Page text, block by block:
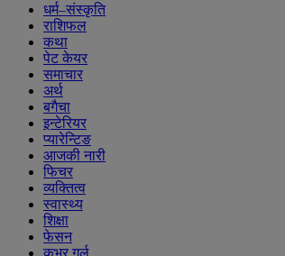
धर्म–संस्कृति
राशिफल
कथा
पेट केयर
समाचार
अर्थ
बगैचा
इन्टेरियर
प्यारेन्टिङ
आजकी नारी
फिचर
व्यक्तित्व
स्वास्थ्य
शिक्षा
फेसन
कभर गर्ल